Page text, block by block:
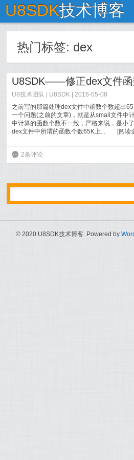
U8SDK技术博客
热门标签: dex
U8SDK——修正dex文件函
U8技术团队 U8SDK | 2016-05-08
之前写的那篇处理dex文件中函数个数超出
一个问题(之前的文章)，就是从smali文件中
中计算的函数个数不一致，严格来说，是小
dex文件中所谓的函数个数65K上...
[阅读
6 2条评论
© 2020 U8SDK技术博客. Powered by